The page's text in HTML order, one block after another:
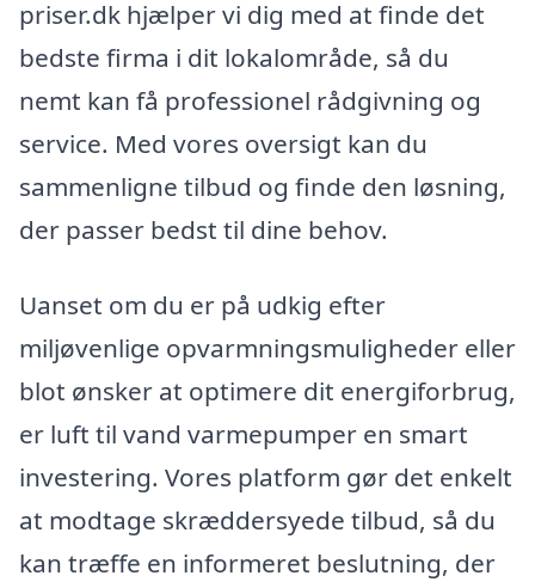
priser.dk hjælper vi dig med at finde det
bedste firma i dit lokalområde, så du
nemt kan få professionel rådgivning og
service. Med vores oversigt kan du
sammenligne tilbud og finde den løsning,
der passer bedst til dine behov.
Uanset om du er på udkig efter
miljøvenlige opvarmningsmuligheder eller
blot ønsker at optimere dit energiforbrug,
er luft til vand varmepumper en smart
investering. Vores platform gør det enkelt
at modtage skræddersyede tilbud, så du
kan træffe en informeret beslutning, der